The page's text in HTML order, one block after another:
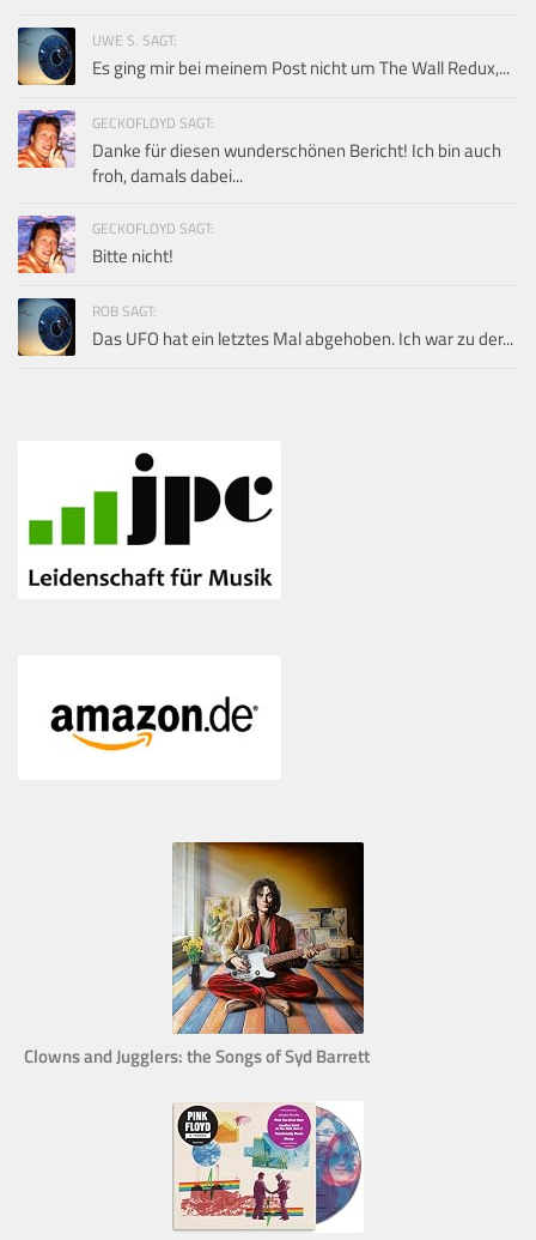
UWE S. SAGT:
Es ging mir bei meinem Post nicht um The Wall Redux,...
GECKOFLOYD SAGT:
Danke für diesen wunderschönen Bericht! Ich bin auch
froh, damals dabei...
GECKOFLOYD SAGT:
Bitte nicht!
ROB SAGT:
Das UFO hat ein letztes Mal abgehoben. Ich war zu der...
Clowns and Jugglers: the Songs of Syd Barrett